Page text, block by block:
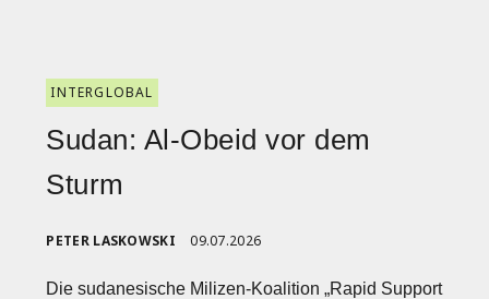
INTERGLOBAL
Sudan: Al-Obeid vor dem
Sturm
PETER LASKOWSKI 09.07.2026
Die sudanesische Milizen-Koalition „Rapid Support